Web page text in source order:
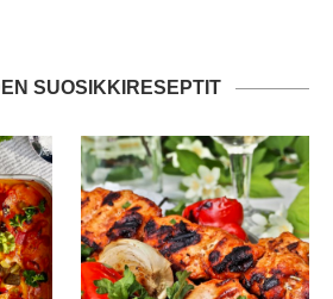
SUOSIKKIRESEPTIT